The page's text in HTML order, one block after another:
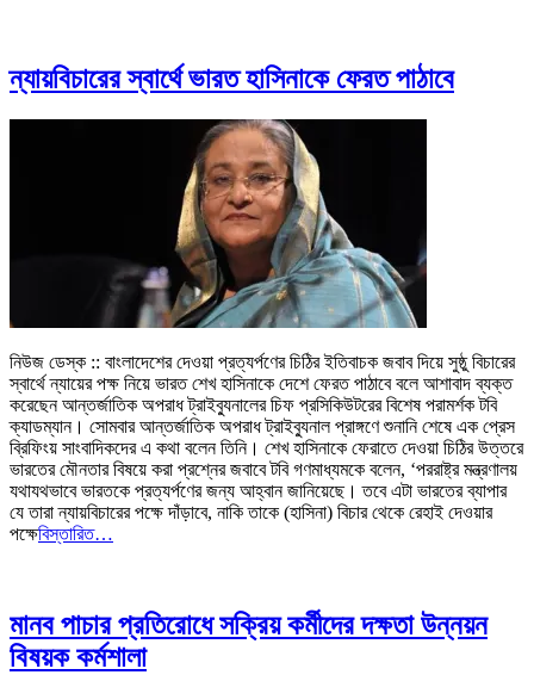
ন্যায়বিচারের স্বার্থে ভারত হাসিনাকে ফেরত পাঠাবে
নিউজ ডেস্ক :: বাংলাদেশের দেওয়া প্রত্যর্পণের চিঠির ইতিবাচক জবাব দিয়ে সুষ্ঠু বিচারের
স্বার্থে ন্যায়ের পক্ষ নিয়ে ভারত শেখ হাসিনাকে দেশে ফেরত পাঠাবে বলে আশাবাদ ব্যক্ত
করেছেন আন্তর্জাতিক অপরাধ ট্রাইব্যুনালের চিফ প্রসিকিউটরের বিশেষ পরামর্শক টবি
ক্যাডম্যান। সোমবার আন্তর্জাতিক অপরাধ ট্রাইব্যুনাল প্রাঙ্গণে শুনানি শেষে এক প্রেস
ব্রিফিংয় সাংবাদিকদের এ কথা বলেন তিনি। শেখ হাসিনাকে ফেরাতে দেওয়া চিঠির উত্তরে
ভারতের মৌনতার বিষয়ে করা প্রশ্নের জবাবে টবি গণমাধ্যমকে বলেন, ‘পররাষ্ট্র মন্ত্রণালয়
যথাযথভাবে ভারতকে প্রত্যর্পণের জন্য আহ্বান জানিয়েছে। তবে এটা ভারতের ব্যাপার
যে তারা ন্যায়বিচারের পক্ষে দাঁড়াবে, নাকি তাকে (হাসিনা) বিচার থেকে রেহাই দেওয়ার
পক্ষেবিস্তারিত…
মানব পাচার প্রতিরোধে সক্রিয় কর্মীদের দক্ষতা উন্নয়ন
বিষয়ক কর্মশালা